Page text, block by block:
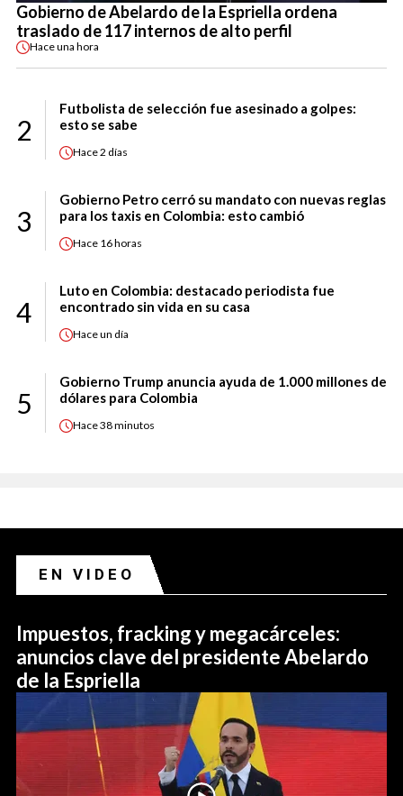
Gobierno de Abelardo de la Espriella ordena
traslado de 117 internos de alto perfil
Haceuna hora
2
Futbolista de selección fue asesinado a golpes:
esto se sabe
Hace2 días
3
Gobierno Petro cerró su mandato con nuevas reglas
para los taxis en Colombia: esto cambió
Hace 16 horas
4
Luto en Colombia: destacado periodista fue
encontrado sin vida en su casa
Haceun día
5
Gobierno Trump anuncia ayuda de 1.000 millones de
dólares para Colombia
Hace38 minutos
EN VIDEO
Impuestos, fracking y megacárceles:
anuncios clave del presidente Abelardo
de la Espriella